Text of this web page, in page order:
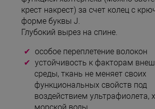
крест накрест) за счет колец с
форме буквы J.
Глубокий вырез на спине.
особое переплетение волокон
устойчивость к факторам
среды, ткань не меняет своих
функциональных свойств под
воздействием ультрафиолета,
морской воды